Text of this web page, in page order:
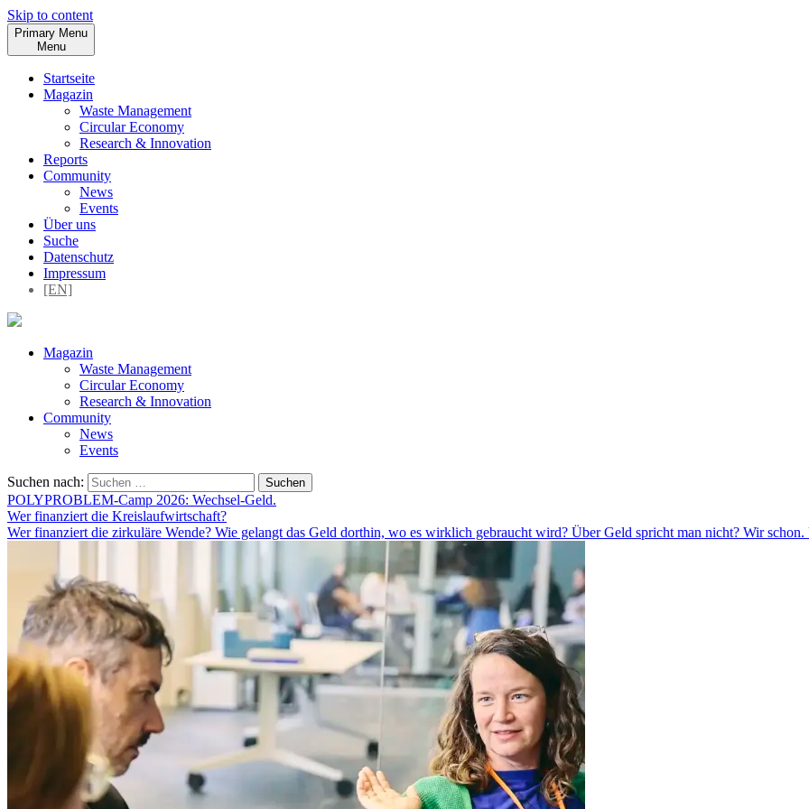
Skip to content
Primary Menu
Menu
Startseite
Magazin
Waste Management
Circular Economy
Research & Innovation
Reports
Community
News
Events
Über uns
Suche
Datenschutz
Impressum
[EN]
Magazin
Waste Management
Circular Economy
Research & Innovation
Community
News
Events
Suchen nach:
POLYPROBLEM-Camp 2026: Wechsel-Geld.
Wer finanziert die Kreislaufwirtschaft?
Wer finanziert die zirkuläre Wende? Wie gelangt das Geld dorthin, wo es wirklich gebraucht wird? Über Geld spricht man nicht? Wir